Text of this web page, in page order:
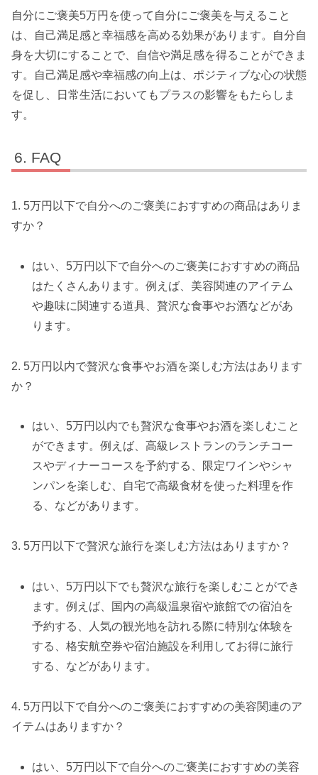
自分にご褒美5万円を使って自分にご褒美を与えること
は、自己満足感と幸福感を高める効果があります。自分自
身を大切にすることで、自信や満足感を得ることができま
す。自己満足感や幸福感の向上は、ポジティブな心の状態
を促し、日常生活においてもプラスの影響をもたらしま
す。
FAQ
1. 5万円以下で自分へのご褒美におすすめの商品はありま
すか？
はい、5万円以下で自分へのご褒美におすすめの商品
はたくさんあります。例えば、美容関連のアイテム
や趣味に関連する道具、贅沢な食事やお酒などがあ
ります。
2. 5万円以内で贅沢な食事やお酒を楽しむ方法はあります
か？
はい、5万円以内でも贅沢な食事やお酒を楽しむこと
ができます。例えば、高級レストランのランチコー
スやディナーコースを予約する、限定ワインやシャ
ンパンを楽しむ、自宅で高級食材を使った料理を作
る、などがあります。
3. 5万円以下で贅沢な旅行を楽しむ方法はありますか？
はい、5万円以下でも贅沢な旅行を楽しむことができ
ます。例えば、国内の高級温泉宿や旅館での宿泊を
予約する、人気の観光地を訪れる際に特別な体験を
する、格安航空券や宿泊施設を利用してお得に旅行
する、などがあります。
4. 5万円以下で自分へのご褒美におすすめの美容関連のア
イテムはありますか？
はい、5万円以下で自分へのご褒美におすすめの美容